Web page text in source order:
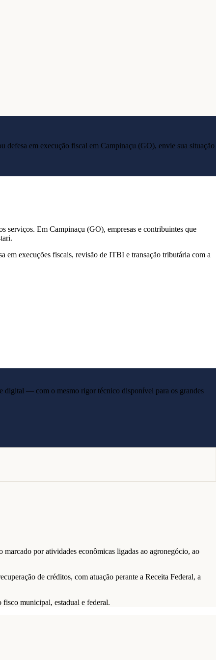
defesa em execução fiscal em Campinaçu (GO), envie sua situação
serviços. Em Campinaçu (GO), empresas e contribuintes que
execuções fiscais, revisão de ITBI e transação tributária com a
digital — com o mesmo rigor técnico disponível para os grandes
marcado por atividades econômicas ligadas ao agronegócio, ao
de créditos, com atuação perante a Receita Federal, a
municipal, estadual e federal.